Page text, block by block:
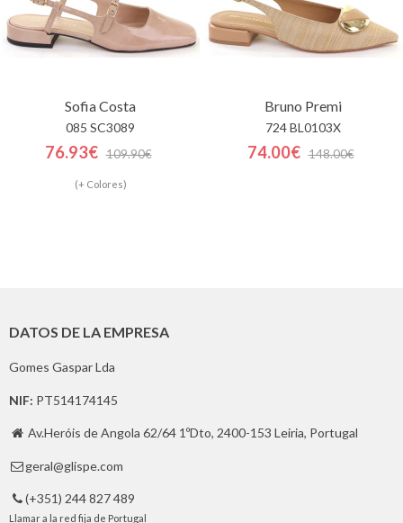
Sofia Costa
085 SC3089
76.93€ 109.90€
(+ Colores)
Bruno Premi
724 BL0103X
74.00€ 148.00€
DATOS DE LA EMPRESA
Gomes Gaspar Lda
NIF: PT514174145
 Av.Heróis de Angola 62/64 1ºDto, 2400-153 Leiria, Portugal
 geral@glispe.com
 (+351) 244 827 489
Llamar a la red fija de Portugal